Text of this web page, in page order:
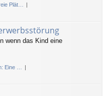
Plät…
wenn das Kind eine
Eine …